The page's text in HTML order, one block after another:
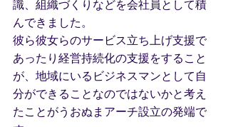
識、組織づくりなどを会社員として積
んできました。
彼ら彼女らのサービス立ち上げ支援で
あったり経営持続化の支援をすること
が、地域にいるビジネスマンとして自
分ができることなのではないかと考え
たことがうおぬまアーチ設立の発端で